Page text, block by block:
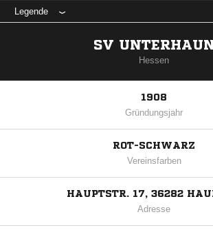
Legende
SV
Hessen
1908
Gründungsjahr
ROT-SCHWARZ
Vereinsfarben
HAUPTSTR. 17, 36282
Adresse